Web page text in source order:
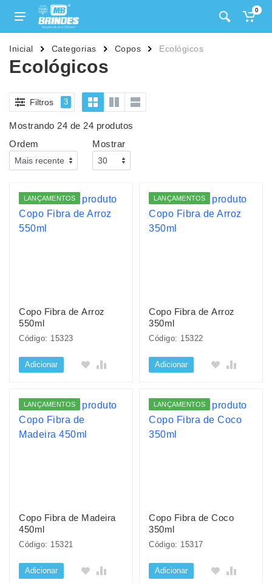
0
Inicial Categorias Copos Ecológicos
Ecológicos
Filtros 3
Mostrando 24 de 24 produtos
Ordem
Mostrar
LANÇAMENTOS
Copo Fibra de Arroz
550ml
Código: 15323
Adicionar
LANÇAMENTOS
Copo Fibra de Arroz
350ml
Código: 15322
Adicionar
LANÇAMENTOS
Copo Fibra de Madeira
450ml
Código: 15321
Adicionar
LANÇAMENTOS
Copo Fibra de Coco
350ml
Código: 15317
Adicionar